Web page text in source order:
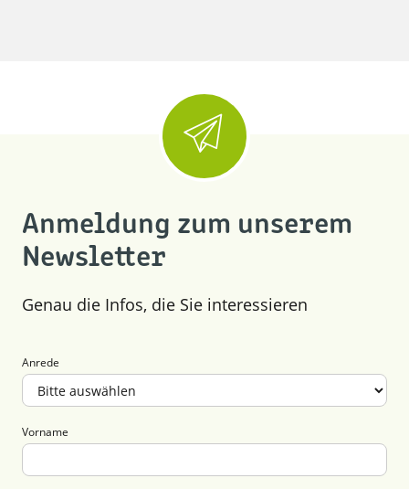
Anmeldung zum unserem
Newsletter
Genau die Infos, die Sie interessieren
Anrede
Vorname